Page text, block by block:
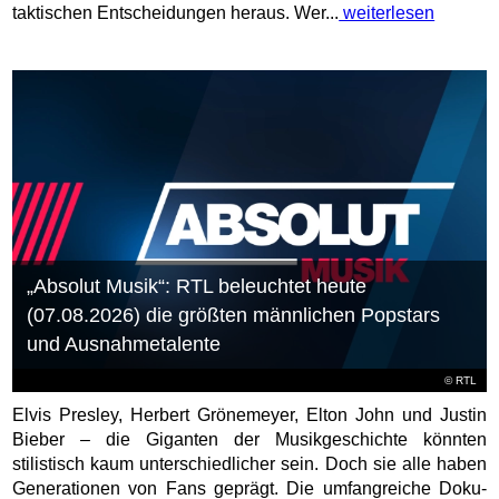
taktischen Entscheidungen heraus. Wer... weiterlesen
©RTL
„Absolut Musik“: RTL beleuchtet heute
(07.08.2026) die größten männlichen Popstars
und Ausnahmetalente
Elvis Presley, Herbert Grönemeyer, Elton John und Justin
Bieber – die Giganten der Musikgeschichte könnten
stilistisch kaum unterschiedlicher sein. Doch sie alle haben
Generationen von Fans geprägt. Die umfangreiche Doku-